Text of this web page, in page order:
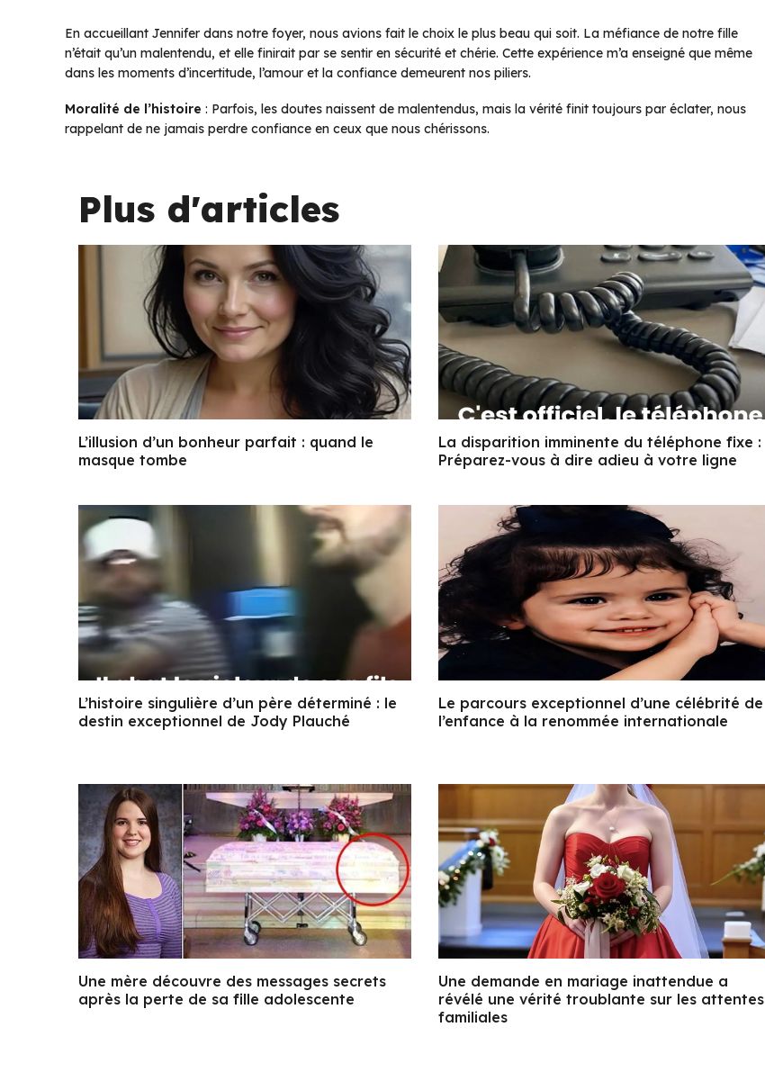
En accueillant Jennifer dans notre foyer, nous avions fait le choix le plus beau qui soit. La méfiance de notre fille
n’était qu’un malentendu, et elle finirait par se sentir en sécurité et chérie. Cette expérience m’a enseigné que même
dans les moments d’incertitude, l’amour et la confiance demeurent nos piliers.
Moralité de l’histoire : Parfois, les doutes naissent de malentendus, mais la vérité finit toujours par éclater, nous
rappelant de ne jamais perdre confiance en ceux que nous chérissons.
Plus d'articles
L’illusion d’un bonheur parfait : quand le
masque tombe
La disparition imminente du téléphone fixe :
Préparez-vous à dire adieu à votre ligne
L’histoire singulière d’un père déterminé : le
destin exceptionnel de Jody Plauché
Le parcours exceptionnel d’une célébrité de
l’enfance à la renommée internationale
Une mère découvre des messages secrets
après la perte de sa fille adolescente
Une demande en mariage inattendue a
révélé une vérité troublante sur les attentes
familiales